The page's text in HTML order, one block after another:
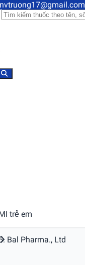
nvtruong17@gmail.com
trẻ em
Bal Pharma., Ltd